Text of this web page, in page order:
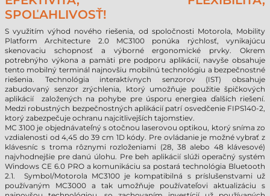
SPOĽAHLIVOSŤ!
S využitím výhod nového riešenia, od spoločnosti Motorola, Mobility
Platform Architecture 2.0 MC3100 ponúka rýchlosť, vynikajúcu
skenovaciu schopnosť a výborné ergonomické prvky. Okrem
potrebnýho výkona a pamäti pre podporu aplikácií, navyše obsahuje
tento mobilný terminál najnovšiu mobilnú technológiu a bezpečnostné
riešenia. Technológia interaktívnych senzorov (IST) obsahuje
zabudovaný senzor zrýchlenia, ktorý umožňuje použitie špičkových
aplikácií založených na pohybe pre úsporu energiea ďalších riešení.
Medzi robustných bezpečnostných aplikácií patrí osvedčenie FIPS140-2,
ktorý zabezpečuje ochranu najcitlivejších tajomstiev.
MC 3100 je objednávateľný s otočnou laserovou optikou, ktorý sníma zo
vzdialenosti od 4,45 do 39 cm 1D kódy. Pre ovládanie je možné vybrať z
klávesníc s troma rôznymi rozloženiami (28, 38 alebo 48 klávesové)
najvhodnejšie pre danú úlohu. Pre beh aplikácií slúži operačný systém
Windows CE 6.0 PRO a komunikáciu sa postará technológia Bluetooth
2.1. Symbol/Motorola MC3100 je kompatibilná s príslušenstvami už
používaným MC3000 a tak umožňuje používateľovi aktualizáciu s